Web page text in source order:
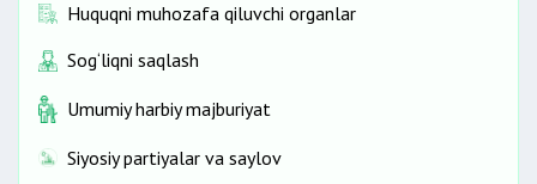
Huquqni muhozafa qiluvchi organlar
Sog‘liqni saqlash
Umumiy harbiy majburiyat
Siyosiy partiyalar va saylov